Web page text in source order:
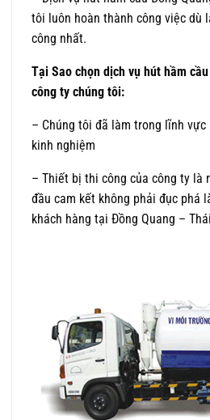
tôi luôn hoàn thành công việc dù
công nhất.
Tại Sao chọn dịch vụ hút hầm
công ty chúng tôi:
– Chúng tôi đã làm trong lĩnh
kinh nghiệm
– Thiết bị thi công của công ty là
đầu cam kết không phải đục phá
khách hàng tại Đồng Quang –